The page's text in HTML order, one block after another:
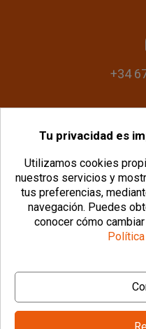
+34
© Copyright 2026
Política de Privacidad|
Tu privacidad es
Utilizamos cookies
nuestros servicios y
tus preferencias,
navegación. Puedes
conocer cómo